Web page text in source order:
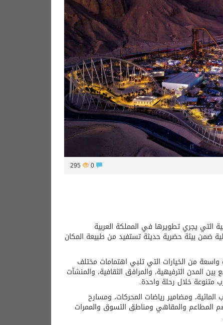
295
التي يجري تطويرها في المملكة العربية
ضمن بيئة حضرية حديثة تستفيد من طبيعة المكان
من الخيارات التي تلبي اهتمامات مختلف
بين المدن الترفيهية، والمرافق الثقافية، والمنشآت
متنوعة خلال رحلة واحدة.
ومضامير رياضات المحركات، ومسارح
المطاعم والمقاهي ومناطق التسوق والممرات